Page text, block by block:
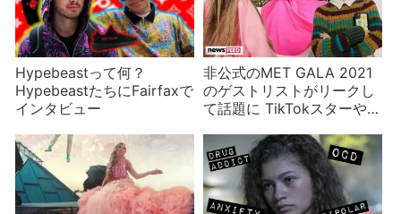
Hypebeastって何？
HypebeastたちにFairfaxで
インタビュー
非公式のMET GALA 2021
のゲストリストがリークし
て話題に TikTokスターや